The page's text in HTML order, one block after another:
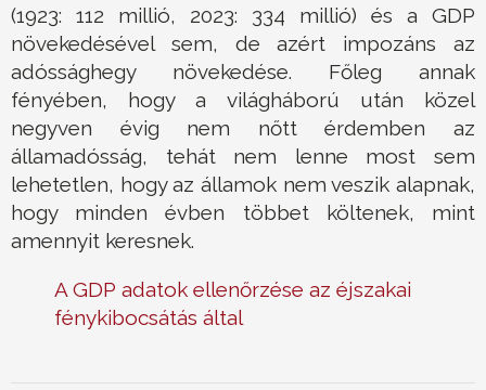
(1923: 112 millió, 2023: 334 millió) és a GDP
növekedésével sem, de azért impozáns az
adóssághegy növekedése. Főleg annak
fényében, hogy a világháború után közel
negyven évig nem nőtt érdemben az
államadósság, tehát nem lenne most sem
lehetetlen, hogy az államok nem veszik alapnak,
hogy minden évben többet költenek, mint
amennyit keresnek.
A GDP adatok ellenőrzése az éjszakai
fénykibocsátás által